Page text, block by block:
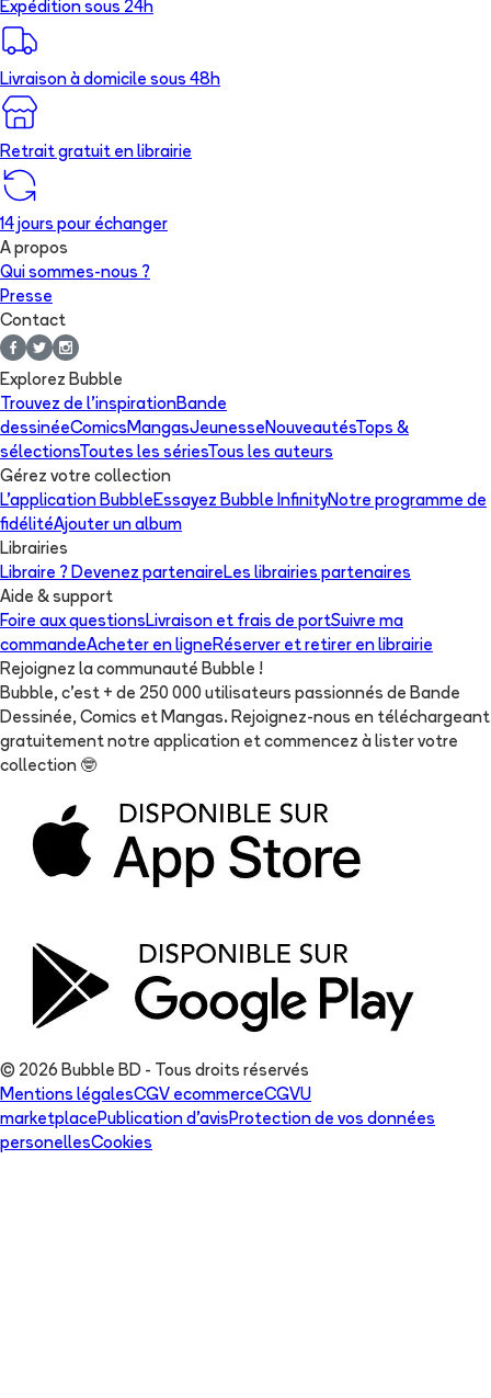
Expédition sous 24h
Livraison à domicile sous 48h
Retrait gratuit en librairie
14 jours pour échanger
A propos
Qui sommes-nous ?
Presse
Contact
Explorez Bubble
Trouvez de l'inspirationBande
dessinéeComics MangasJeunesse NouveautésTops &
sélectionsToutes les sériesTous les auteurs
Gérez votre collection
L'application Bubble Essayez Bubble InfinityNotre programme de
fidélitéAjouter un album
Librairies
Libraire ? Devenez partenaire Les librairies partenaires
Aide & support
Foire aux questions Livraison et frais de portSuivre ma
commandeAcheter en ligne Réserver et retirer en librairie
Rejoignez la communauté Bubble !
Bubble, c'est + de 250 000 utilisateurs passionnés de Bande
Dessinée, Comics et Mangas. Rejoignez-nous en téléchargeant
gratuitement notre application et commencez à lister votre
collection 🤓
© 2026 Bubble BD - Tous droits réservés
Mentions légalesCGV ecommerceCGVU
marketplace Publication d'avis Protection de vos données
personellesCookies